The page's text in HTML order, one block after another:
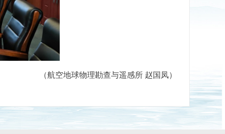
（航空地球物理勘查与遥感所 赵国凤）